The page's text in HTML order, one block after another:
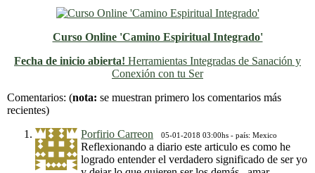
Curso Online 'Camino Espiritual Integrado'
Fecha de inicio abierta! Herramientas Integradas de Sanación y
Conexión con tu Ser
Previo
Siguiente
Comentarios: (nota: se muestran primero los comentarios más
recientes)
Porfirio Carreon
05-01-2018 03:00hs - país: Mexico
Reflexionando a diario este articulo es como he
logrado entender el verdadero significado de ser yo